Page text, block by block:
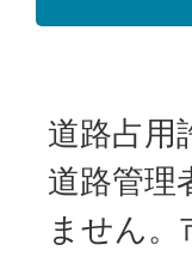
道路占用
道路管理
ません